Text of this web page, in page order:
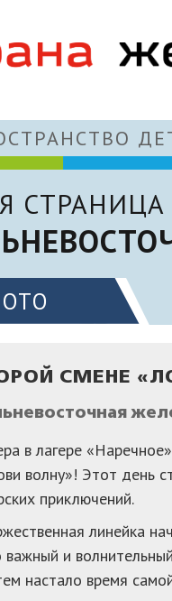
СМЕНЕ
в лагере
волну»! Этот день
приключений.
линейка
важный и
настало время